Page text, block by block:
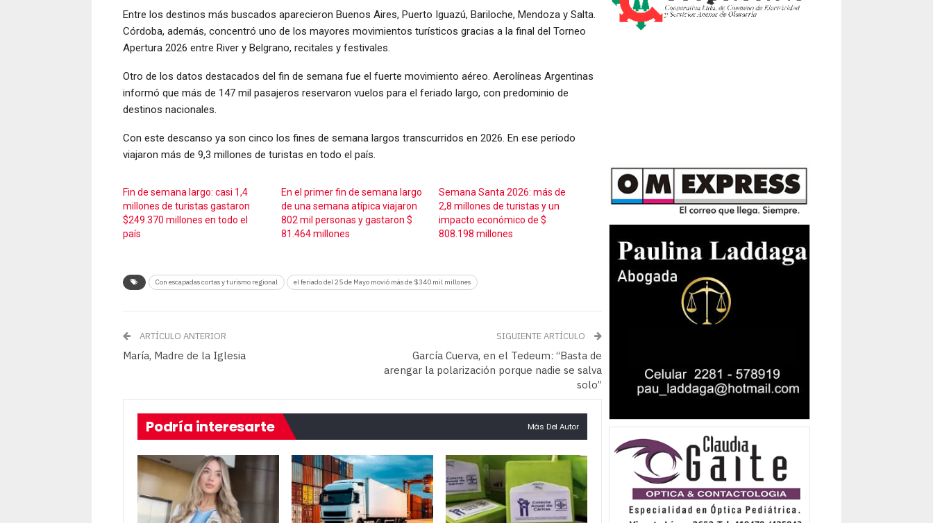
Entre los destinos más buscados aparecieron Buenos Aires, Puerto Iguazú, Bariloche, Mendoza y Salta.
Córdoba, además, concentró uno de los mayores movimientos turísticos gracias a la final del Torneo
Apertura 2026 entre River y Belgrano, recitales y festivales.
Otro de los datos destacados del fin de semana fue el fuerte movimiento aéreo. Aerolíneas Argentinas
informó que más de 147 mil pasajeros reservaron vuelos para el feriado largo, con predominio de
destinos nacionales.
Con este descanso ya son cinco los fines de semana largos transcurridos en 2026. En ese período
viajaron más de 9,3 millones de turistas en todo el país.
Fin de semana largo: casi 1,4
millones de turistas gastaron
$249.370 millones en todo el
país
En el primer fin de semana largo
de una semana atípica viajaron
802 mil personas y gastaron $
81.464 millones
Semana Santa 2026: más de
2,8 millones de turistas y un
impacto económico de $
808.198 millones
Con escapadas cortas y turismo regional el feriado del 25 de Mayo movió más de $340 mil millones
ARTÍCULO ANTERIOR
María, Madre de la Iglesia
SIGUIENTE ARTÍCULO
García Cuerva, en el Tedeum: “Basta de
arengar la polarización porque nadie se salva
solo”
Podría interesarte Más Del Autor